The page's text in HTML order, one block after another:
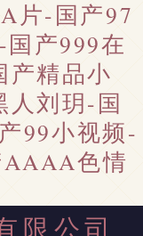
片-国产97
产999在
产精品小
人刘玥-国
99小视频-
色情
限公司